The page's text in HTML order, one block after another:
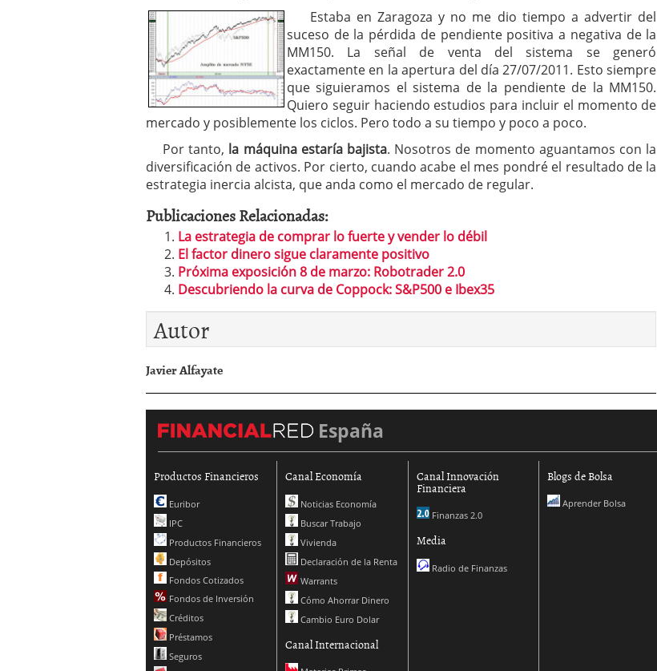
Estaba en Zaragoza y no me dio tiempo a advertir del
suceso de la pérdida de pendiente positiva a negativa de la
MM150. La señal de venta del sistema se generó
exactamente en la apertura del día 27/07/2011. Esto siempre
que siguieramos el sistema de la pendiente de la MM150.
Quiero seguir haciendo estudios para incluir el momento de
mercado y posiblemente los ciclos. Pero todo a su tiempo y poco a poco.
Por tanto, la máquina estaría bajista. Nosotros de momento aguantamos con la
diversificación de activos. Por cierto, cuando acabe el mes pondré el resultado de la
estrategia inercia alcista, que anda como el mercado de regular.
Publicaciones Relacionadas:
La estrategia de comprar lo fuerte y vender lo débil
El factor dinero sigue claramente positivo
Próxima exposición 8 de marzo: Robotrader 2.0
Descubriendo la curva de Coppock: S&P500 e Ibex35
Autor
Javier Alfayate
España
Productos Financieros
Euribor
IPC
Productos Financieros
Depósitos
Fondos Cotizados
Fondos de Inversión
Créditos
Préstamos
Seguros
Canal Economía
Noticias Economía
Buscar Trabajo
Vivienda
Declaración de la Renta
Warrants
Cómo Ahorrar Dinero
Cambio Euro Dolar
Canal Internacional
Canal Innovación
Financiera
Finanzas 2.0
Media
Radio de Finanzas
Blogs de Bolsa
Aprender Bolsa